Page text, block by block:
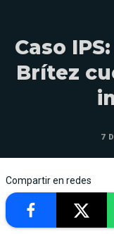
Caso
Brítez
7
Compartir en redes